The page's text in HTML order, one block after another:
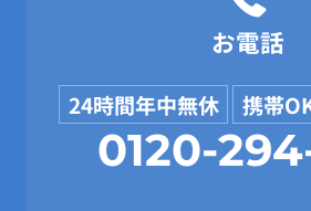
お電話
24時間年中無休 携帯
0120-